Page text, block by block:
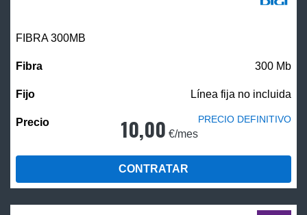
FIBRA 300MB
300 Mb
Línea fija no incluida
10,00 €/mes
PRECIO DEFINITIVO
CONTRATAR